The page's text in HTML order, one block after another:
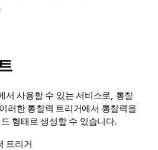
서 사용할 수 있는 서비스로, 통찰
러한 통찰력 트리거에서 통찰력을
형태로 생성할 수 있습니다.
트리거